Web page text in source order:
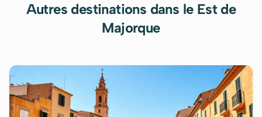
Autres destinations dans le Est de
Majorque